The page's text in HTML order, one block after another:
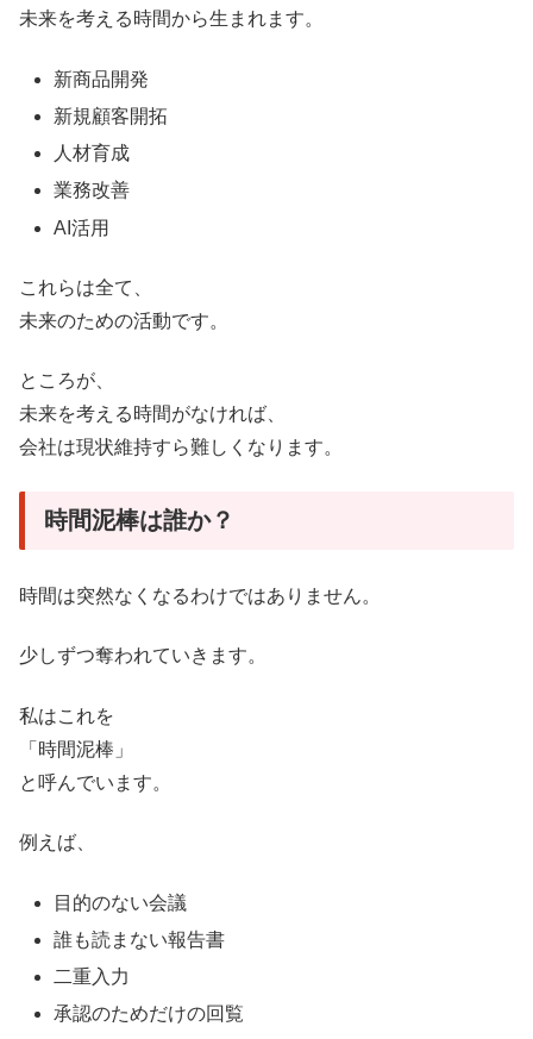
未来を考える時間から生まれます。
新商品開発
新規顧客開拓
人材育成
業務改善
AI活用
これらは全て、
未来のための活動です。
ところが、
未来を考える時間がなければ、
会社は現状維持すら難しくなります。
時間泥棒は誰か？
時間は突然なくなるわけではありません。
少しずつ奪われていきます。
私はこれを
「時間泥棒」
と呼んでいます。
例えば、
目的のない会議
誰も読まない報告書
二重入力
承認のためだけの回覧